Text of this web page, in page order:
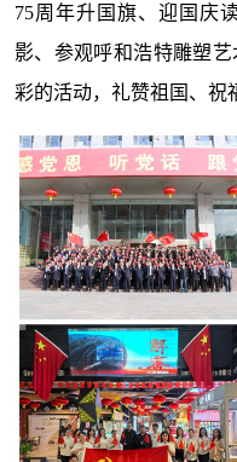
75周年升国旗、迎国庆
影、参观呼和浩特雕塑
彩的活动，礼赞祖国、祝